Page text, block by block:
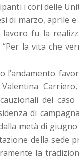
i cori delle
di marzo, aprile
fu la
la vita che
l’andamento
del
di
metà di
della sede
la